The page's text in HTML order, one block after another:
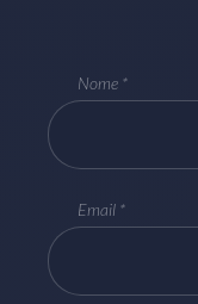
Nome
Email